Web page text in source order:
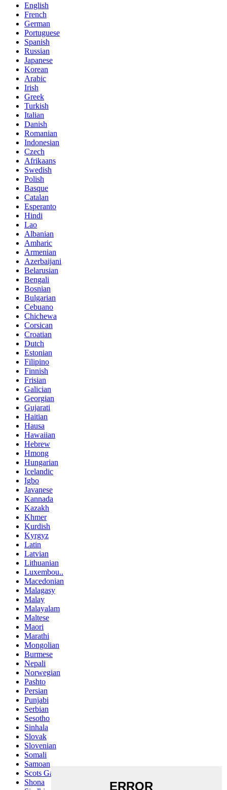
English
French
German
Portuguese
Spanish
Russian
Japanese
Korean
Arabic
Irish
Greek
Turkish
Italian
Danish
Romanian
Indonesian
Czech
Afrikaans
Swedish
Polish
Basque
Catalan
Esperanto
Hindi
Lao
Albanian
Amharic
Armenian
Azerbaijani
Belarusian
Bengali
Bosnian
Bulgarian
Cebuano
Chichewa
Corsican
Croatian
Dutch
Estonian
Filipino
Finnish
Frisian
Galician
Georgian
Gujarati
Haitian
Hausa
Hawaiian
Hebrew
Hmong
Hungarian
Icelandic
Igbo
Javanese
Kannada
Kazakh
Khmer
Kurdish
Kyrgyz
Latin
Latvian
Lithuanian
Luxembou..
Macedonian
Malagasy
Malay
Malayalam
Maltese
Maori
Marathi
Mongolian
Burmese
Nepali
Norwegian
Pashto
Persian
Punjabi
Serbian
Sesotho
Sinhala
Slovak
Slovenian
Somali
Samoan
Scots Gaelic
Shona